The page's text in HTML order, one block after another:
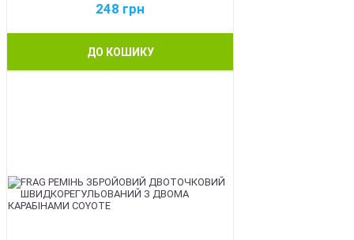
248 грн
ДО КОШИКУ